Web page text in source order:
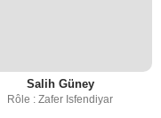
Salih Güney
Rôle : Zafer Isfendiyar